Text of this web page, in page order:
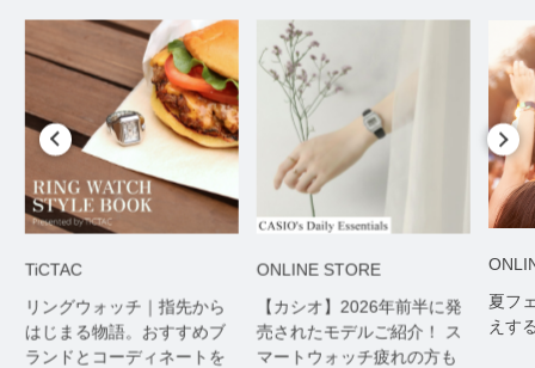
TiCTAC
リングウォッチ｜指先から
はじまる物語。おすすめブ
ランドとコーディネートを
ONLINE STORE
【カシオ】2026年前半に発
売されたモデルご紹介！ ス
マートウォッチ疲れの方も
夏フ
えす